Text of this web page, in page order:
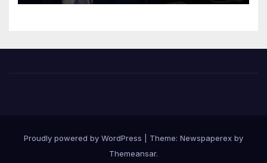
Proudly powered by WordPress
Theme: Newspaperex by
Themeansar.